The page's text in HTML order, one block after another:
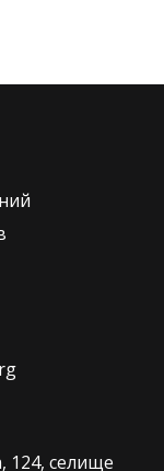
124, селище